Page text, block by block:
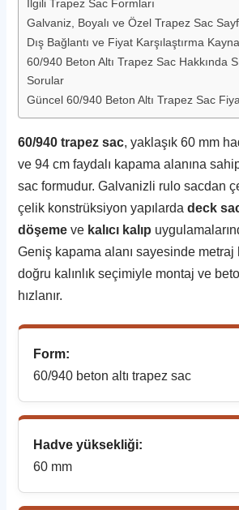
İlgili Trapez Sac Formları
Galvaniz, Boyalı ve Özel Trapez Sac
Dış Bağlantı ve Fiyat Karşılaştırma
60/940 Beton Altı Trapez Sac Hakkında
Sorular
Güncel 60/940 Beton Altı Trapez Sac
60/940 trapez sac, yaklaşık 60 mm
ve 94 cm faydalı kapama alanına
sac formudur. Galvanizli rulo sacdan
çelik konstrüksiyon yapılardadeck
döşeme ve kalıcı kalıp
Geniş kapama alanı sayesinde metraj
doğru kalınlık seçimiyle montaj ve
hızlanır.
Form:
60/940 beton altı trapez sac
Hadve yüksekliği:
60 mm